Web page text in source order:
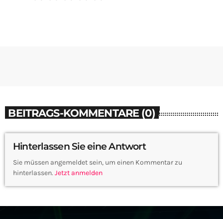
BEITRAGS-KOMMENTARE (0)
Hinterlassen Sie eine Antwort
Sie müssen angemeldet sein, um einen Kommentar zu
hinterlassen. Jetzt anmelden